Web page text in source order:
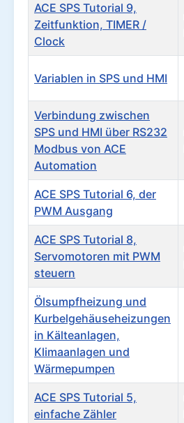
ACE SPS Tutorial 9,
Zeitfunktion, TIMER /
Clock
Variablen in SPS und HMI
Verbindung zwischen
SPS und HMI über RS232
Modbus von ACE
Automation
ACE SPS Tutorial 6, der
PWM Ausgang
ACE SPS Tutorial 8,
Servomotoren mit PWM
steuern
Ölsumpfheizung und
Kurbelgehäuseheizungen
in Kälteanlagen,
Klimaanlagen und
Wärmepumpen
ACE SPS Tutorial 5,
einfache Zähler